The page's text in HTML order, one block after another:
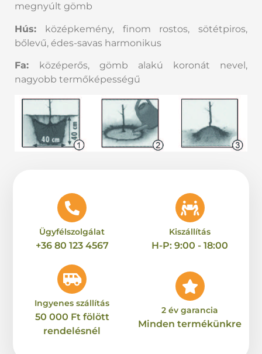
megnyúlt gömb
Hús: középkemény, finom rostos, sötétpiros,
bőlevű, édes-savas harmonikus
Fa: középerős, gömb alakú koronát nevel,
nagyobb termőképességű
További információk
Kategória Meggy
Ügyfélszolgálat
+36 80 123 4567
Kiszállítás
H-P: 9:00 - 18:00
Ingyenes szállítás
50 000 Ft fölött
rendelésnél
2 év garancia
Minden termékünkre